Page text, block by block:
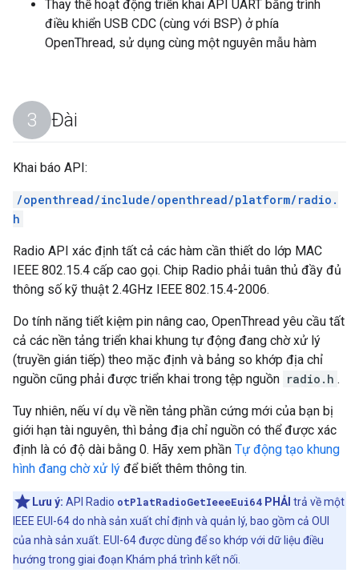
Thay thế hoạt động triển khai API UART bằng trình
điều khiển USB CDC (cùng với BSP) ở phía
OpenThread, sử dụng cùng một nguyên mẫu hàm
Đài
Khai báo API:
/openthread/include/openthread/platform/radio.
h
Radio API xác định tất cả các hàm cần thiết do lớp MAC
IEEE 802.15.4 cấp cao gọi. Chip Radio phải tuân thủ đầy đủ
thông số kỹ thuật 2.4GHz IEEE 802.15.4-2006.
Do tính năng tiết kiệm pin nâng cao, OpenThread yêu cầu tất
cả các nền tảng triển khai khung tự động đang chờ xử lý
(truyền gián tiếp) theo mặc định và bảng so khớp địa chỉ
nguồn cũng phải được triển khai trong tệp nguồn radio.h .
Tuy nhiên, nếu ví dụ về nền tảng phần cứng mới của bạn bị
giới hạn tài nguyên, thì bảng địa chỉ nguồn có thể được xác
định là có độ dài bằng 0. Hãy xem phần Tự động tạo khung
hình đang chờ xử lý để biết thêm thông tin.
Lưu ý: API Radio otPlatRadioGetIeeeEui64 PHẢI trả về một
IEEE EUI-64 do nhà sản xuất chỉ định và quản lý, bao gồm cả OUI
của nhà sản xuất. EUI-64 được dùng để so khớp với dữ liệu điều
hướng trong giai đoạn Khám phá trình kết nối.